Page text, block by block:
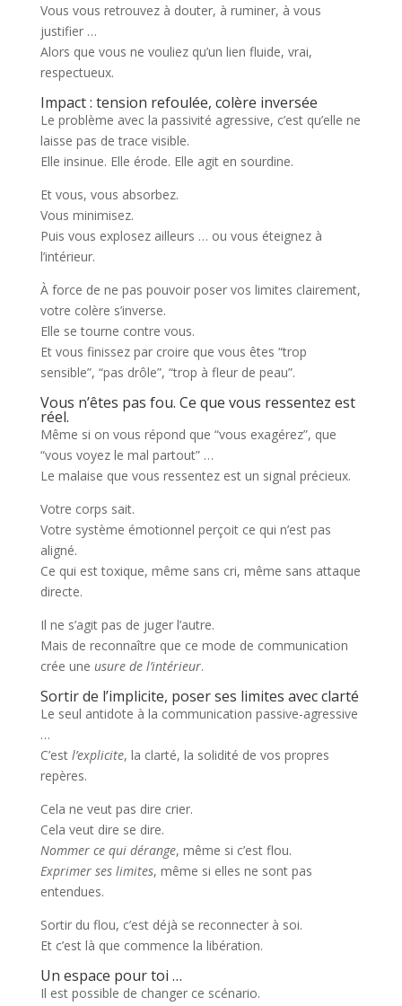
Vous vous retrouvez à douter, à ruminer, à vous
justifier …
Alors que vous ne vouliez qu’un lien fluide, vrai,
respectueux.
Impact : tension refoulée, colère inversée
Le problème avec la passivité agressive, c’est qu’elle ne
laisse pas de trace visible.
Elle insinue. Elle érode. Elle agit en sourdine.
Et vous, vous absorbez.
Vous minimisez.
Puis vous explosez ailleurs … ou vous éteignez à
l’intérieur.
À force de ne pas pouvoir poser vos limites clairement,
votre colère s’inverse.
Elle se tourne contre vous.
Et vous finissez par croire que vous êtes “trop
sensible”, “pas drôle”, “trop à fleur de peau”.
Vous n’êtes pas fou. Ce que vous ressentez est
réel.
Même si on vous répond que “vous exagérez”, que
“vous voyez le mal partout” …
Le malaise que vous ressentez est un signal précieux.
Votre corps sait.
Votre système émotionnel perçoit ce qui n’est pas
aligné.
Ce qui est toxique, même sans cri, même sans attaque
directe.
Il ne s’agit pas de juger l’autre.
Mais de reconnaître que ce mode de communication
crée une usure de l’intérieur.
Sortir de l’implicite, poser ses limites avec clarté
Le seul antidote à la communication passive-agressive
…
C’est l’explicite, la clarté, la solidité de vos propres
repères.
Cela ne veut pas dire crier.
Cela veut dire se dire.
Nommer ce qui dérange, même si c’est flou.
Exprimer ses limites, même si elles ne sont pas
entendues.
Sortir du flou, c’est déjà se reconnecter à soi.
Et c’est là que commence la libération.
Un espace pour toi …
Il est possible de changer ce scénario.